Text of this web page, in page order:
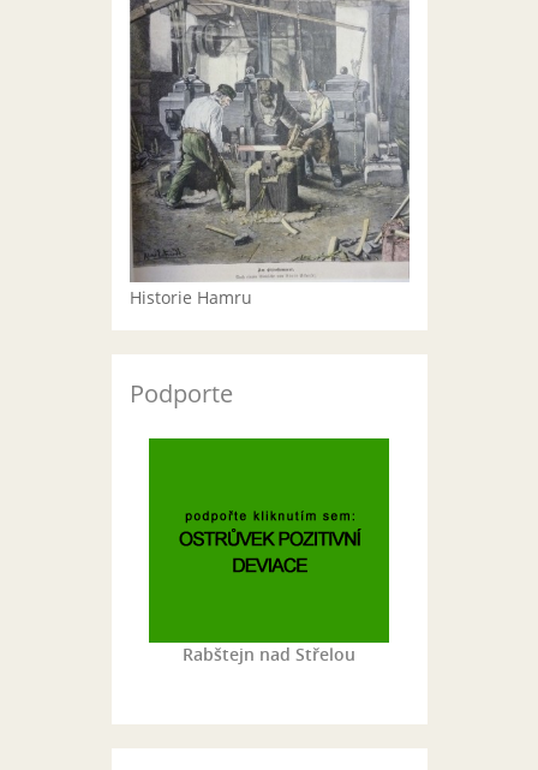
Historie Hamru
Podporte
Rabštejn nad Střelou